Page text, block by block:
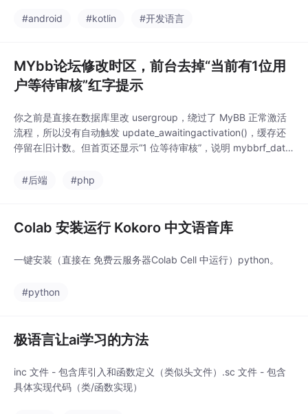
行版。app\build\outputs\apk\release\app-release.apk（约 7.5
#android #kotlin #开发语言
MYbb论坛修改时区，前台去掉“当前有1位用
户等待审核”红字提示
你之前是直接在数据库里改 usergroup，绕过了 MyBB 正常激活
流程，所以没有自动触发 update_awaitingactivation()，缓存还
停留在旧计数。但首页还显示“1 位等待审核”，说明 mybbrf_data
→ Users & Groups → Awaiting Acti
#后端 #php
Colab 安装运行 Kokoro 中文语音库
一键安装（直接在 免费云服务器Colab Cell 中运行）python。
#python
极语言让ai学习的方法
inc 文件 - 包含库引入和函数定义（类似头文件）.sc 文件 - 包含
具体实现代码（类/函数实现）